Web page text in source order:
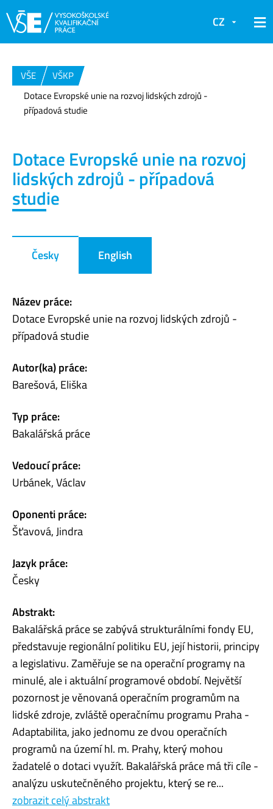
CZ
VŠE
VŠKP
Dotace Evropské unie na rozvoj lidských zdrojů -
případová studie
Dotace Evropské unie na rozvoj
lidských zdrojů - případová
studie
Česky English
Název práce:
Dotace Evropské unie na rozvoj lidských zdrojů -
případová studie
Autor(ka) práce:
Barešová, Eliška
Typ práce:
Bakalářská práce
Vedoucí práce:
Urbánek, Václav
Oponenti práce:
Šťavová, Jindra
Jazyk práce:
Česky
Abstrakt:
Bakalářská práce se zabývá strukturálními fondy EU,
představuje regionální politiku EU, její historii, principy
a legislativu. Zaměřuje se na operační programy na
minulé, ale i aktuální programové období. Největší
pozornost je věnovaná operačním programům na
lidské zdroje, zvláště operačnímu programu Praha -
Adaptabilita, jako jednomu ze dvou operačních
programů na území hl. m. Prahy, který mohou
žadatelé o dotaci využít. Bakalářská práce má tři cíle -
analýzu uskutečněného projektu, který se re...
zobrazit celý abstrakt